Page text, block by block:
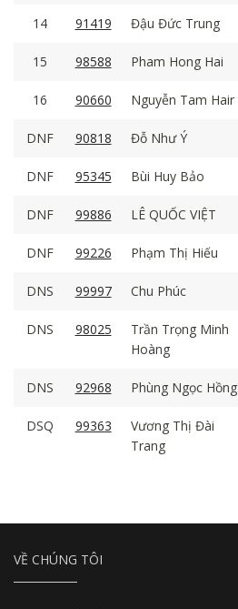
14 91419 Đậu Đức Trung
15 98588 Pham Hong Hai
16 90660 Nguyễn Tam Hair
DNF 90818 Đỗ Như Ý
DNF 95345 Bùi Huy Bảo
DNF 99886 LÊ QUỐC VIỆT
DNF 99226 Phạm Thị Hiếu
DNS 99997 Chu Phúc
DNS 98025
Trần Trọng Minh
Hoàng
DNS 92968 Phùng Ngọc Hồng
DSQ 99363
Vương Thị Đài
Trang
VỀ CHÚNG TÔI